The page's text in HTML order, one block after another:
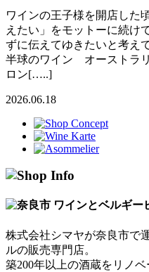
ワインの王子様を開店した
えたい」をモットーに続け
ずに伝えてゆきたいと考え
半球のワイン オーストラ
ロン[…..]
2026.06.18
株式会社シマヤが奈良市で
ルの販売専門店。
築200年以上の酒蔵をリノ